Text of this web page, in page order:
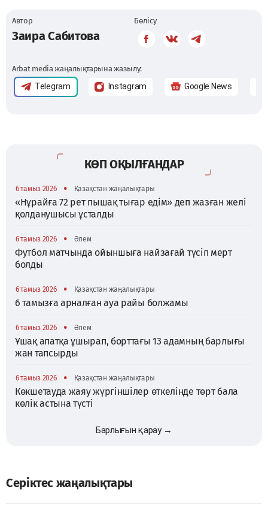
Автор
Заира Сабитова
Бөлісу
Arbat media жаңалықтарына жазылу:
Telegram Instagram Google News
КӨП ОҚЫЛҒАНДАР
6 тамыз 2026 • Қазақстан жаңалықтары
«Нұрайға 72 рет пышақ тығар едім» деп жазған желі
қолданушысы ұсталды
6 тамыз 2026 • Әлем
Футбол матчында ойыншыға найзағай түсіп мерт
болды
6 тамыз 2026 • Қазақстан жаңалықтары
6 тамызға арналған ауа райы болжамы
6 тамыз 2026 • Әлем
Ұшақ апатқа ұшырап, борттағы 13 адамның барлығы
жан тапсырды
6 тамыз 2026 • Қазақстан жаңалықтары
Көкшетауда жаяу жүргіншілер өткелінде төрт бала
көлік астына түсті
Барлығын қарау →
Серіктес жаңалықтары